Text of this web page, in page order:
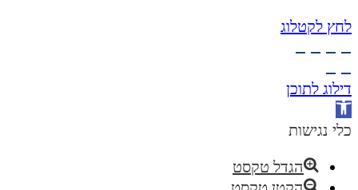
לחץ לקטלוג
דילוג לתוכן
פתח
סרגל
כלי נגישות
הגדל טקסט